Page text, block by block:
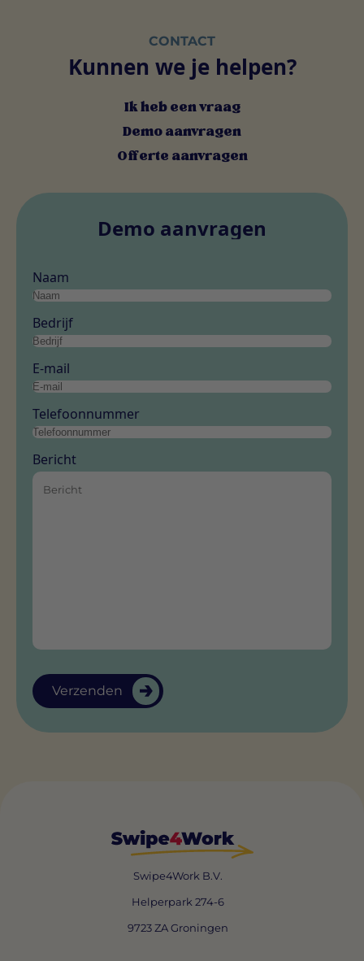
CONTACT
Kunnen we je helpen?
Ik heb een vraag
Demo aanvragen
Offerte aanvragen
succesvol verzonden!
Demo aanvragen
Naam
Bedrijf
E-mail
Telefoonnummer
Bericht
Verzenden
Swipe4Work B.V.
Helperpark 274-6
9723 ZA Groningen